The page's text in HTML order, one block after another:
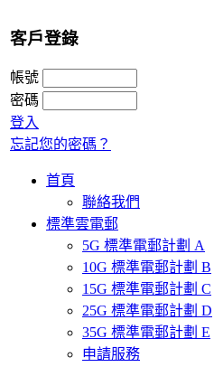
客戶登錄
帳號
密碼
登入
忘記您的密碼？
首頁
聯絡我們
標準雲電郵
5G 標準電郵計劃 A
10G 標準電郵計劃 B
15G 標準電郵計劃 C
25G 標準電郵計劃 D
35G 標準電郵計劃 E
申請服務